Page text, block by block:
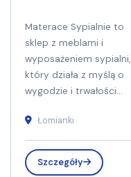
Materace Sypialnie to
sklep z meblami i
wyposażeniem sypialni,
który działa z myślą o
wygodzie i trwałości...
Łomianki
Szczegóły